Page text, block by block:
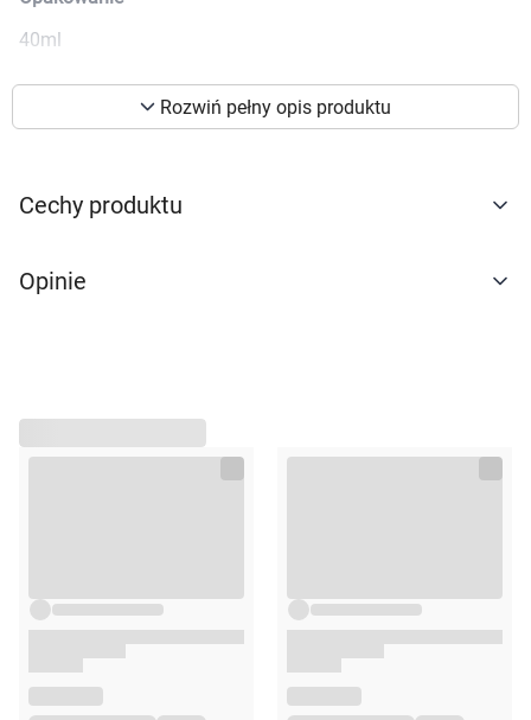
Korzystamy z plików cookies w celu
dostosowania zawartości serwisu do Twoich
warunki przechowywania lub dostępu do
ustawienia wszystkich cookies klikając
AKCEPTUJĘ WSZYSTKIE
40ml
Rozwiń pełny opis produktu
Cechy produktu
Opinie